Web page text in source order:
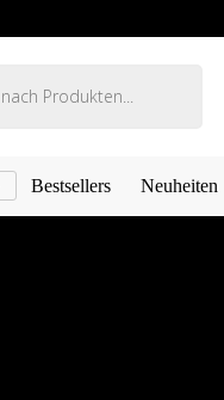
Bestsellers Neuheiten